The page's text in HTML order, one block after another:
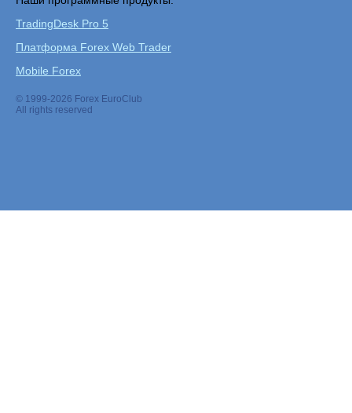
TradingDesk Pro 5
Платформа Forex Web Trader
Mobile Forex
© 1999-2026 Forex EuroClub
All rights reserved